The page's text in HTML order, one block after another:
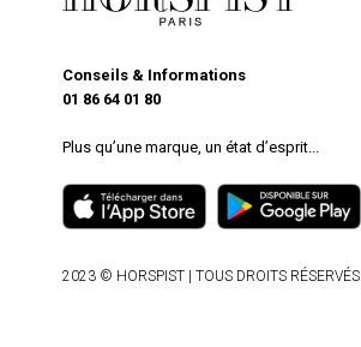
Conseils & Informations
01 86 64 01 80
Plus qu’une marque, un état d’esprit...
2023 © HORSPIST | TOUS DROITS RÉSERVÉS.